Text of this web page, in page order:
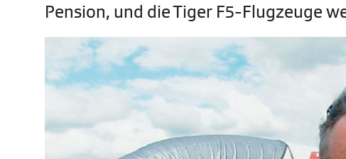
Pension, und die Tiger F5-Flugzeuge